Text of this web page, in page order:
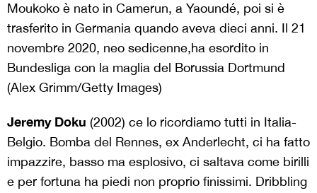
Moukoko è nato in Camerun, a Yaoundé, poi si è
trasferito in Germania quando aveva dieci anni. Il 21
novembre 2020, neo sedicenne,ha esordito in
Bundesliga con la maglia del Borussia Dortmund
(Alex Grimm/Getty Images)
Jeremy Doku (2002) ce lo ricordiamo tutti in Italia-
Belgio. Bomba del Rennes, ex Anderlecht, ci ha fatto
impazzire, basso ma esplosivo, ci saltava come birilli
e per fortuna ha piedi non proprio finissimi. Dribbling